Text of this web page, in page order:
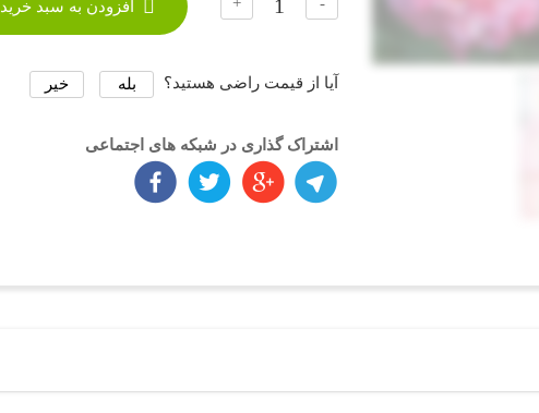
-
+ افزودن به سبد خرید
آیا از قیمت راضی هستید؟ بله خیر
اشتراک گذاری در شبکه های اجتماعی